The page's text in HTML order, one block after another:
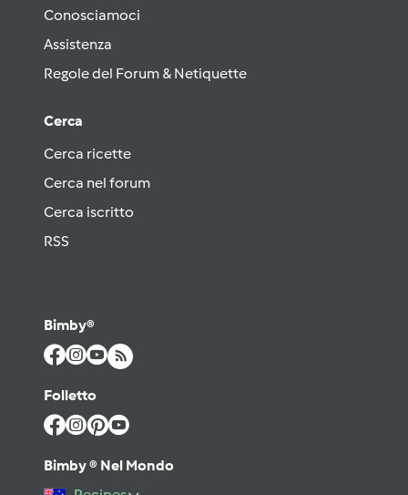
Conosciamoci
Assistenza
Regole del Forum & Netiquette
Cerca
Cerca ricette
Cerca nel forum
Cerca iscritto
RSS
Bimby®
Folletto
Bimby ® Nel Mondo